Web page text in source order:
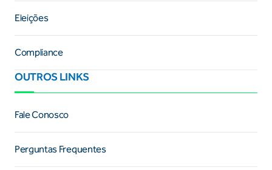
Eleições
Compliance
OUTROS LINKS
Fale Conosco
Perguntas Frequentes